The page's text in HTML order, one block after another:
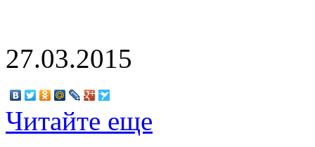
27.03.2015
Читайте еще